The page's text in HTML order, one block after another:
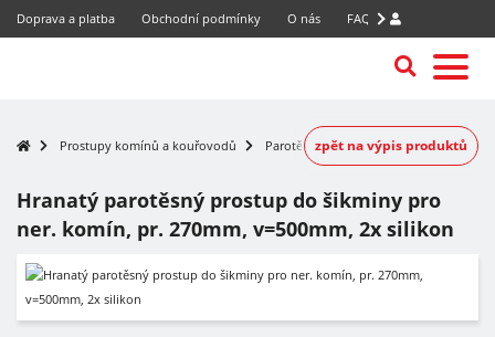
Doprava a platba Obchodní podmínky O nás FAQ
Prostupy komínů a kouřovodů Parotěsné prostupy nerezových komínů
zpět na výpis produktů
Hranatý parotěsný prostup do šikminy pro
ner. komín, pr. 270mm, v=500mm, 2x silikon